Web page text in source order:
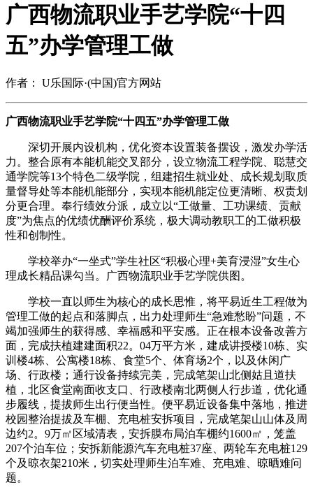
广西物流职业手艺学院“十四
五”办学管理工做
作者： U乐国际·(中国)官方网站
广西物流职业手艺学院“十四五”办学管理工做
深切开展内设机构，优化资本设置装备摆设，激发办学活
力。整合原有本能机能交叉部分，设立物流工程学院、聪慧交
通学院等13个特色二级学院，组建招生就业处、成长规划取质
量督导处等本能机能部分，实现本能机能定位更清晰、权责划
分更合理。奉行绩效分派，成立以“工做量、工功课绩、贡献
度”为焦点的优绩优酬评价系统，极大调动教职工的工做积极
性和创制性。
学校举办“一坐式”学生社区“积极心理+美育浸湿”女生心
理成长精品课勾当。广西物流职业手艺学院供图。
学校一直以师生为核心的成长思惟，将平易近生工程做为
管理工做的起点和落脚点，出力处理师生“急难愁盼”问题，不
竭加强师生的获得感、幸福感和平安感。正在根本设备改善方
面，完成扶植建建面积22。04万平方米，建成讲授楼10栋、实
训楼4栋、公寓楼18栋、食堂5个、体育场2个，以及休闲广
场、行政楼；通行设备持续完美，完成笔架山北侧姑且道扶
植，北区食堂南面收支口、行政楼南北两侧人行步道，优化通
步履线，提拔师生出行便当性。便平易近设备集中落地，推进
校园整治提拔及车棚、充电桩安拆项目，完成笔架山山体及周
边约2。9万㎡区域清表，安拆膜布局泊车棚约1600㎡，笼盖
207个泊车位；安拆新能源汽车充电桩37座、两轮车充电桩129
个及晾衣架210米，切实处理师生泊车难、充电难、晾晒难问
题。